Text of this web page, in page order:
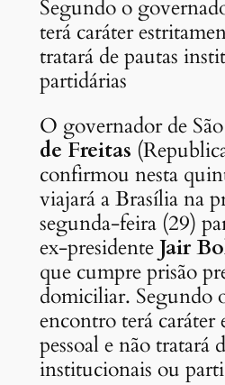
Segundo o
terá caráter
tratará de pautas
partidárias
O governador de
de Freitas
confirmou nesta
viajará a Brasília na
segunda-feira (29)
ex-presidenteJair
que cumpre prisão
domiciliar. Segundo
encontro terá caráter
pessoal e não tratará
institucionais ou